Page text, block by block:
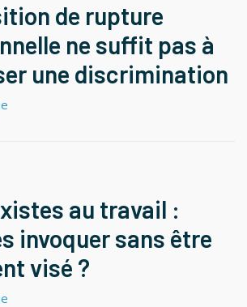
de rupture
ne suffit pas à
une discrimination
au travail :
invoquer sans être
visé ?